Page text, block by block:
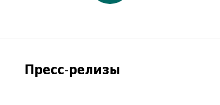
Пресс-релизы